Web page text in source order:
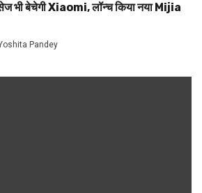
भी बेचेगी Xiaomi, लॉन्च किया नया Mijia
Pandey